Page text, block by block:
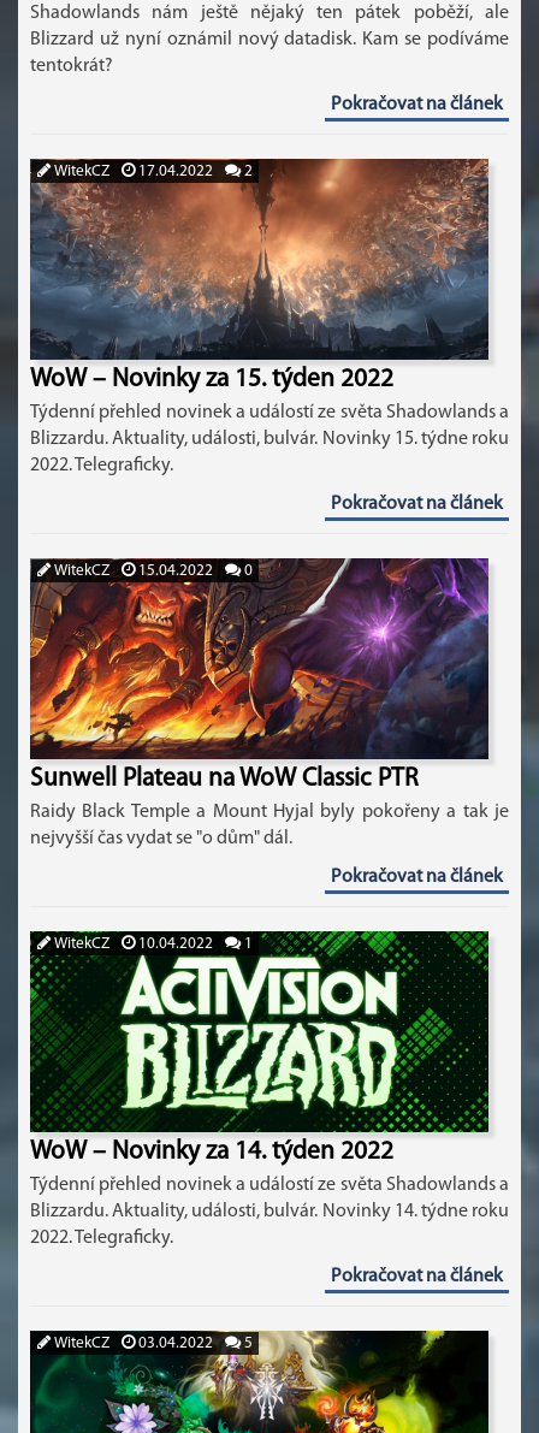
Shadowlands nám ještě nějaký ten pátek poběží, ale
Blizzard už nyní oznámil nový datadisk. Kam se podíváme
tentokrát?
Pokračovat na článek
WitekCZ 17.04.2022 2
WoW – Novinky za 15. týden 2022
Týdenní přehled novinek a událostí ze světa Shadowlands a
Blizzardu. Aktuality, události, bulvár. Novinky 15. týdne roku
2022. Telegraficky.
Pokračovat na článek
WitekCZ 15.04.2022 0
Sunwell Plateau na WoW Classic PTR
Raidy Black Temple a Mount Hyjal byly pokořeny a tak je
nejvyšší čas vydat se "o dům" dál.
Pokračovat na článek
WitekCZ 10.04.2022 1
WoW – Novinky za 14. týden 2022
Týdenní přehled novinek a událostí ze světa Shadowlands a
Blizzardu. Aktuality, události, bulvár. Novinky 14. týdne roku
2022. Telegraficky.
Pokračovat na článek
WitekCZ 03.04.2022 5